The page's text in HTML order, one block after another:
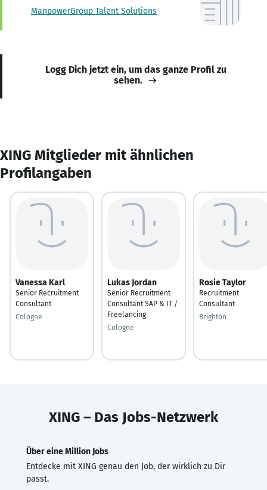
ManpowerGroup Talent Solutions
Logg Dich jetzt ein, um das ganze Profil zu
sehen.
XING Mitglieder mit ähnlichen
Profilangaben
Vanessa Karl
Senior Recruitment
Consultant
Cologne
Lukas Jordan
Senior Recruitment
Consultant SAP & IT /
Freelancing
Cologne
Rosie Taylor
Recruitment
Consultant
Brighton
XING – Das Jobs-Netzwerk
Über eine Million Jobs
Entdecke mit XING genau den Job, der wirklich zu Dir
passt.